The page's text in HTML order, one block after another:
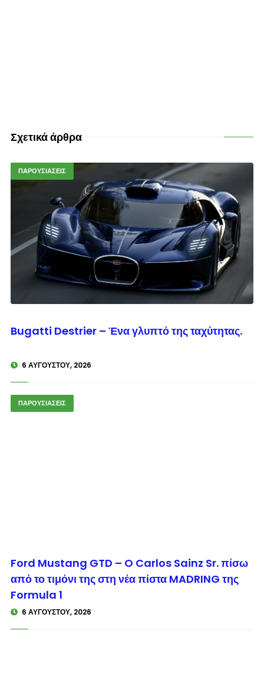
Σχετικά άρθρα
ΠΑΡΟΥΣΙΑΣΕΙΣ
© enkinisi.gr
Bugatti Destrier – Ένα γλυπτό της ταχύτητας.
6 ΑΥΓΟΎΣΤΟΥ, 2026
ΠΑΡΟΥΣΙΑΣΕΙΣ
© enkinisi.gr
Ford Mustang GTD – O Carlos Sainz Sr. πίσω
από το τιμόνι της στη νέα πίστα MADRING της
Formula 1
6 ΑΥΓΟΎΣΤΟΥ, 2026